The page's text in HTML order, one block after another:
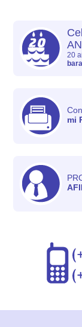
20
mi